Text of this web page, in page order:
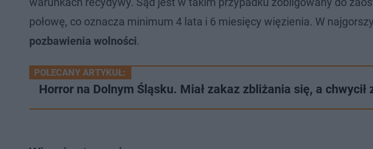
połowę, co oznacza minimum 4 lata i 6 miesięcy więzienia. W
pozbawienia wolności.
POLECANY ARTYKUŁ:
Horror na Dolnym Śląsku. Miał zakaz zbliżania się, a chwycił